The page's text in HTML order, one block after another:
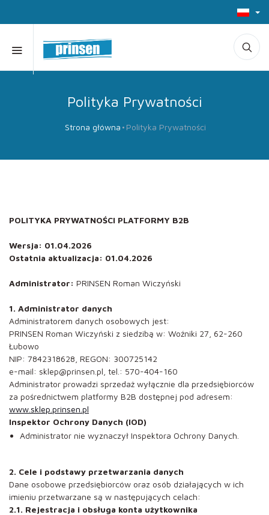
Polityka Prywatności
Strona główna Polityka Prywatności
POLITYKA PRYWATNOŚCI PLATFORMY B2B
Wersja: 01.04.2026
Ostatnia aktualizacja: 01.04.2026
Administrator: PRINSEN Roman Wiczyński
1. Administrator danych
Administratorem danych osobowych jest:
PRINSEN Roman Wiczyński z siedzibą w: Woźniki 27, 62-260
Łubowo
NIP: 7842318628, REGON: 300725142
e-mail: sklep@prinsen.pl, tel.: 570-404-160
Administrator prowadzi sprzedaż wyłącznie dla przedsiębiorców
za pośrednictwem platformy B2B dostępnej pod adresem:
www.sklep.prinsen.pl
Inspektor Ochrony Danych (IOD)
Administrator nie wyznaczył Inspektora Ochrony Danych.
2. Cele i podstawy przetwarzania danych
Dane osobowe przedsiębiorców oraz osób działających w ich
imieniu przetwarzane są w następujących celach:
2.1. Rejestracja i obsługa konta użytkownika